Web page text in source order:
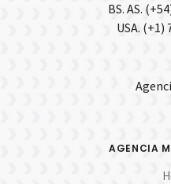
BS. AS.
USA. (+1)
AGENCIA